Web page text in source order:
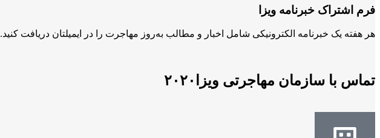
فرم اشتراک خبرنامه ویزا
هر هفته یک خبرنامه الکترونیکی شامل اخبار و مطالب به‌روز مهاجرت را در ایمیلتان دریافت کنید.
تماس با سازمان مهاجرتی ویزا۲۰۲۰​